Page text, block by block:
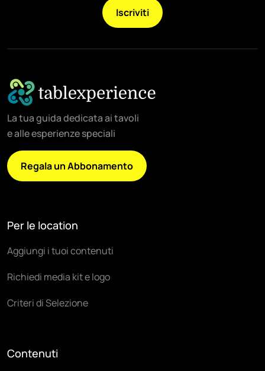
Iscriviti
La tua guida dedicata ai tavoli
e alle esperienze speciali
Regala un Abbonamento
Per le location
Aggiungi i tuoi contenuti
Richiedi media kit e logo
Criteri di Selezione
Contenuti